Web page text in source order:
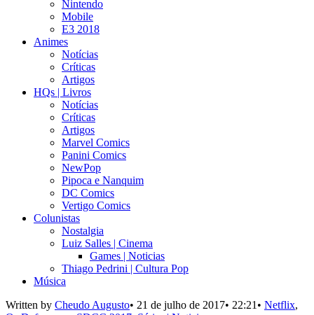
Nintendo
Mobile
E3 2018
Animes
Notícias
Críticas
Artigos
HQs | Livros
Notícias
Críticas
Artigos
Marvel Comics
Panini Comics
NewPop
Pipoca e Nanquim
DC Comics
Vertigo Comics
Colunistas
Nostalgia
Luiz Salles | Cinema
Games | Noticias
Thiago Pedrini | Cultura Pop
Música
Written by Cheudo Augusto• 21 de julho de 2017• 22:21 • Netflix,